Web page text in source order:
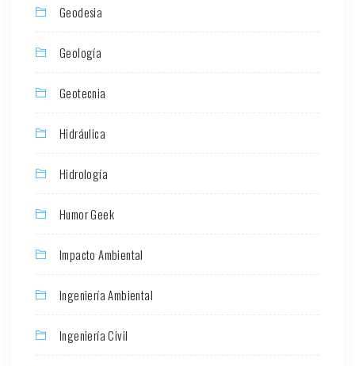
Geodesia
Geología
Geotecnia
Hidráulica
Hidrología
Humor Geek
Impacto Ambiental
Ingeniería Ambiental
Ingeniería Civil